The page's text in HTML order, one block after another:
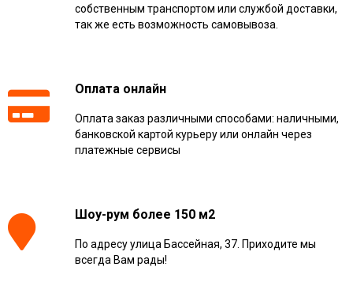
собственным транспортом или службой доставки,
так же есть возможность самовывоза.
Оплата онлайн
Оплата заказ различными способами: наличными,
банковской картой курьеру или онлайн через
платежные сервисы
Шоу-рум более 150 м2
По адресу улица Бассейная, 37. Приходите мы
всегда Вам рады!